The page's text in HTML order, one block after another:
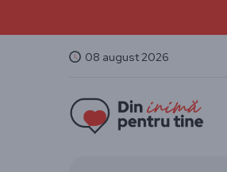
08 august 2026